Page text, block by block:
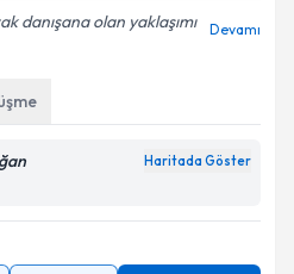
danışana olan yaklaşımı
Devamı
Haritada Göster